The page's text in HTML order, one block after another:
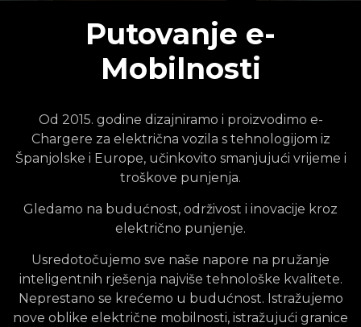
Putovanje e-
Mobilnosti
Od 2015. godine dizajniramo i proizvodimo e-
Chargere za električna vozila s tehnologijom iz
Španjolske i Europe, učinkovito smanjujući vrijeme i
troškove punjenja.
Gledamo na budućnost, održivost i inovacije kroz
električno punjenje.
Usredotočujemo sve naše napore na pružanje
inteligentnih rješenja najviše tehnološke kvalitete.
Neprestano se krećemo u budućnost. Istražujemo
nove oblike električne mobilnosti, istražujući granice